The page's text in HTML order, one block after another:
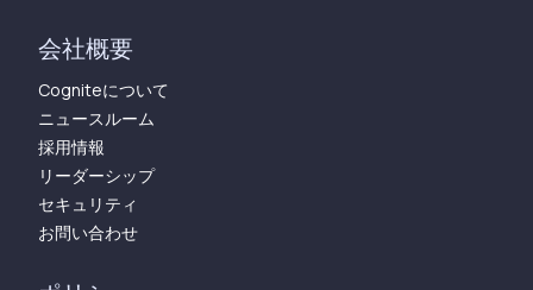
会社概要
Cogniteについて
ニュースルーム
採用情報
リーダーシップ
セキュリティ
お問い合わせ